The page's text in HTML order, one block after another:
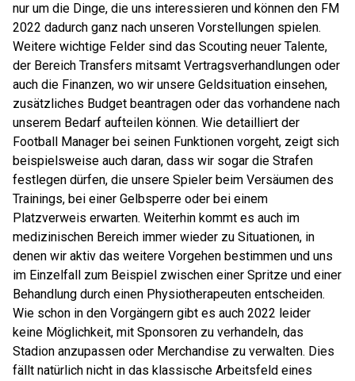
nur um die Dinge, die uns interessieren und können den FM
2022 dadurch ganz nach unseren Vorstellungen spielen.
Weitere wichtige Felder sind das Scouting neuer Talente,
der Bereich Transfers mitsamt Vertragsverhandlungen oder
auch die Finanzen, wo wir unsere Geldsituation einsehen,
zusätzliches Budget beantragen oder das vorhandene nach
unserem Bedarf aufteilen können. Wie detailliert der
Football Manager bei seinen Funktionen vorgeht, zeigt sich
beispielsweise auch daran, dass wir sogar die Strafen
festlegen dürfen, die unsere Spieler beim Versäumen des
Trainings, bei einer Gelbsperre oder bei einem
Platzverweis erwarten. Weiterhin kommt es auch im
medizinischen Bereich immer wieder zu Situationen, in
denen wir aktiv das weitere Vorgehen bestimmen und uns
im Einzelfall zum Beispiel zwischen einer Spritze und einer
Behandlung durch einen Physiotherapeuten entscheiden.
Wie schon in den Vorgängern gibt es auch 2022 leider
keine Möglichkeit, mit Sponsoren zu verhandeln, das
Stadion anzupassen oder Merchandise zu verwalten. Dies
fällt natürlich nicht in das klassische Arbeitsfeld eines